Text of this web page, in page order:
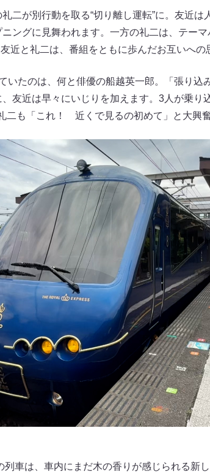
二が別行動を取る“切り離し運転”に。友近は
ングに見舞われます。一方の礼二は、テー
と礼二は、番組をともに歩んだお互いへの
いたのは、何と俳優の船越英一郎。「張り込
友近は早々にいじりを加えます。3人が乗り
も「これ！ 近くで見るの初めて」と大興奮
車は、車内にまだ木の香りが感じられる新